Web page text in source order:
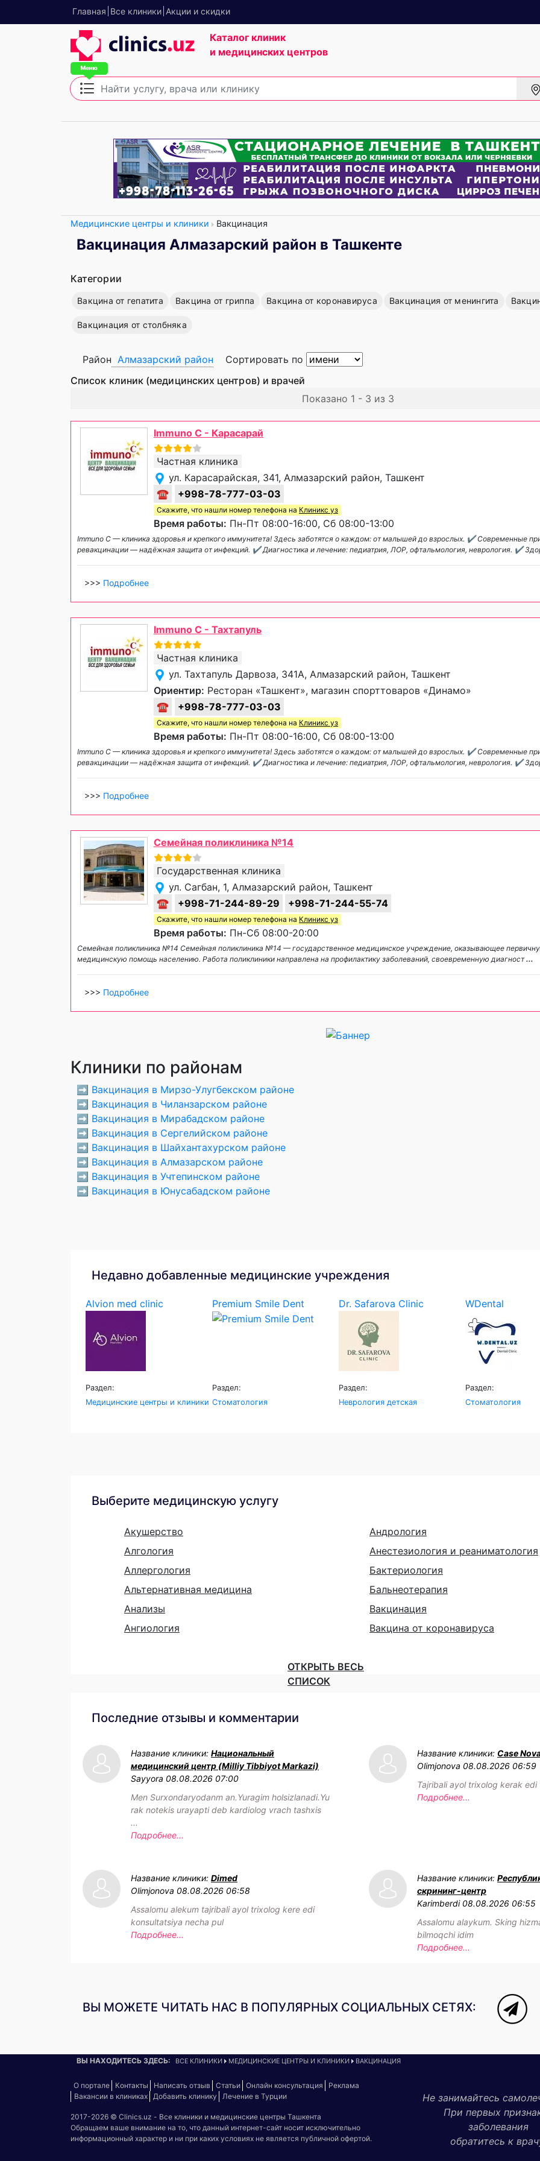
Главная Все клиники Акции и скидки
Каталог клиник
и медицинских центров
Медицинские центры и клиники Вакцинация
Вакцинация Алмазарский район в Ташкенте
Категории
Вакцина от гепатита Вакцина от гриппа Вакцина от коронавируса Вакцинация от менингита
Вакцинация от столбняка
Район Алмазарский район
Сортировать по
Список клиник (медицинских центров) и врачей
Показано 1 - 3 из 3
Immuno C - Карасарай
Частная клиника
ул. Карасарайская, 341, Алмазарский район, Ташкент
☎
+998-78-777-03-03
Скажите, что нашли номер телефона на Клиникс уз
Время работы: Пн-Пт 08:00-16:00, Сб 08:00-13:00
Immuno C — клиника здоровья и крепкого иммунитета! Здесь заботятся о каждом: от малышей до взрослых. ✔️ Современные
ревакцинации — надёжная защита от инфекций. ✔️ Диагностика и лечение: педиатрия, ЛОР, офтальмология, неврология. ✔️
>>> Подробнее
Immuno C - Тахтапуль
Частная клиника
ул. Тахтапуль Дарвоза, 341А, Алмазарский район, Ташкент
Ориентир: Ресторан «Ташкент», магазин спорттоваров «Динамо»
☎
+998-78-777-03-03
Скажите, что нашли номер телефона на Клиникс уз
Время работы: Пн-Пт 08:00-16:00, Сб 08:00-13:00
Immuno C — клиника здоровья и крепкого иммунитета! Здесь заботятся о каждом: от малышей до взрослых. ✔️ Современные
ревакцинации — надёжная защита от инфекций. ✔️ Диагностика и лечение: педиатрия, ЛОР, офтальмология, неврология. ✔️
>>> Подробнее
Семейная поликлиника №14
Государственная клиника
ул. Сагбан, 1, Алмазарский район, Ташкент
☎
+998-71-244-89-29 +998-71-244-55-74
Скажите, что нашли номер телефона на Клиникс уз
Время работы: Пн-Сб 08:00-20:00
Семейная поликлиника №14 Семейная поликлиника №14 — государственное медицинское учреждение, оказывающее
медицинскую помощь населению. Работа поликлиники направлена на профилактику заболеваний, своевременную диагност...
>>> Подробнее
Клиники по районам
➡️ Вакцинация в Мирзо-Улугбекском районе
➡️ Вакцинация в Чиланзарском районе
➡️ Вакцинация в Мирабадском районе
➡️ Вакцинация в Сергелийском районе
➡️ Вакцинация в Шайхантахурском районе
➡️ Вакцинация в Алмазарском районе
➡️ Вакцинация в Учтепинском районе
➡️ Вакцинация в Юнусабадском районе
Недавно добавленные медицинские учреждения
Alvion med clinic
Раздел:
Медицинские центры и клиники
Premium Smile Dent
Раздел:
Стоматология
Dr. Safarova Clinic
Раздел:
Неврология детская
WDental
Раздел:
Стоматология
Выберите медицинскую услугу
Акушерство
Алгология
Аллергология
Альтернативная медицина
Анализы
Ангиология
Андрология
Анестезиология и реаниматология
Бактериология
Бальнеотерапия
Вакцинация
Вакцина от коронавируса
ОТКРЫТЬ ВЕСЬ
СПИСОК
Последние отзывы и комментарии
Название клиники: Национальный
медицинский центр (Milliy Tibbiyot Markazi)
Sayyora 08.08.2026 07:00
Men Surxondaryodanm an.Yuragim holsizlanadi.Yu
rak notekis urayapti deb kardiolog vrach tashxis
...
Подробнее...
Название клиники: Case
Olimjonova 08.08.2026 06:59
Tajribali ayol trixolog kerak edi
Подробнее...
Название клиники: Dimed
Olimjonova 08.08.2026 06:58
Assalomu alekum tajribali ayol trixolog kere edi
konsultatsiya necha pul
Подробнее...
Название клиники:
скрининг-центр
Karimberdi 08.08.2026 06:55
Assalomu alaykum. Sking
bilmoqchi idim
Подробнее...
ВЫ МОЖЕТЕ ЧИТАТЬ НАС В ПОПУЛЯРНЫХ СОЦИАЛЬНЫХ СЕТЯХ:
ВЫ НАХОДИТЕСЬ ЗДЕСЬ: ВСЕ КЛИНИКИ МЕДИЦИНСКИЕ ЦЕНТРЫ И КЛИНИКИ ВАКЦИНАЦИЯ
О портале Контакты Написать отзыв Статьи Онлайн консультация
Реклама
Вакансии в клиниках
Добавить клинику Лечение в Турции
2017-2026 © Clinics.uz - Все клиники и медицинские центры Ташкента
Обращаем ваше внимание на то, что данный интернет-сайт носит исключительно
информационный характер и ни при каких условиях не является публичной офертой.
Не занимайтесь
При первых
заболевания
обратитесь к